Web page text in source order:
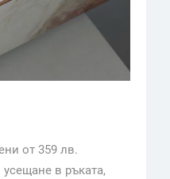
от 359 лв.
в ръката,